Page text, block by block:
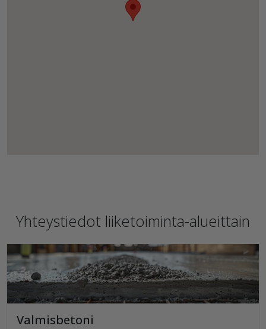
Yhteystiedot liiketoiminta-alueittain
Valmisbetoni